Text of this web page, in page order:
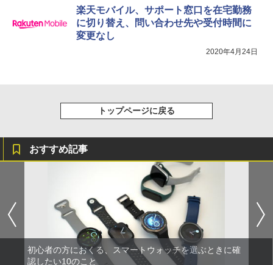
楽天モバイル、サポート窓口を在宅勤務
に切り替え、問い合わせ先や受付時間に
変更なし
2020年4月24日
トップページに戻る
おすすめ記事
初心者の方におくる、スマートウォッチを選ぶときに確
認したい10のこと